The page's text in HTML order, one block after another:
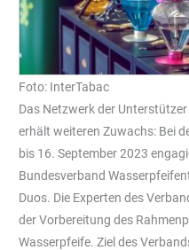
Foto: InterTabac
Das Netzwerk der
erhält weiteren Zuwachs: Bei
bis 16. September 2023
Bundesverband
Duos. Die Experten des
der Vorbereitung des
Wasserpfeife. Ziel des